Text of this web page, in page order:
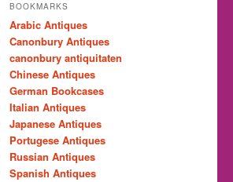
BOOKMARKS
Arabic Antiques
Canonbury Antiques
canonbury antiquitaten
Chinese Antiques
German Bookcases
Italian Antiques
Japanese Antiques
Portugese Antiques
Russian Antiques
Spanish Antiques